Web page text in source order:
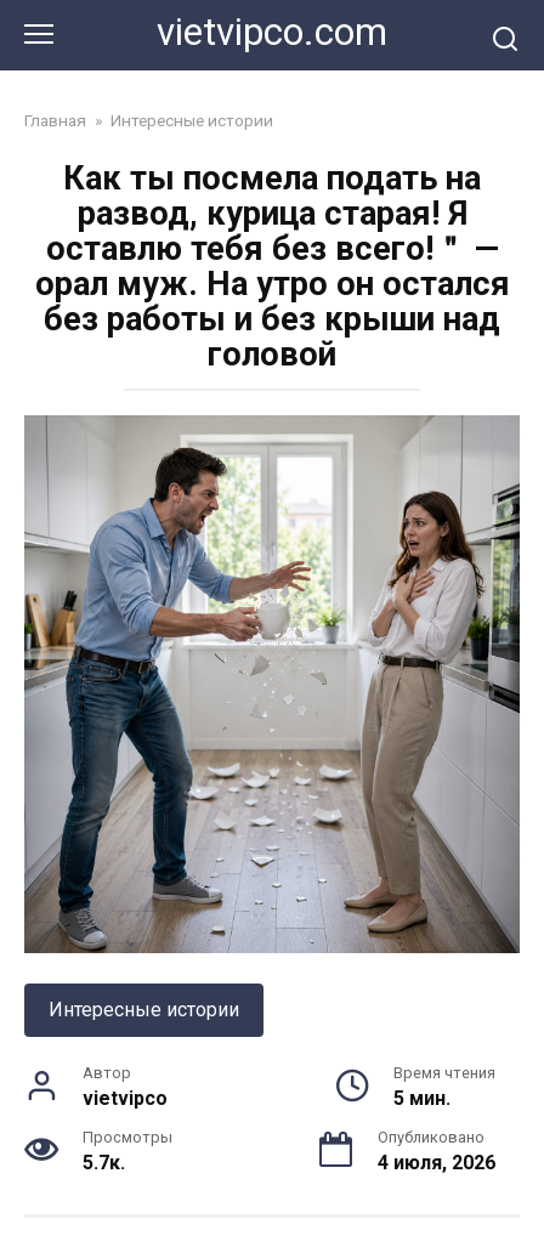
контенту
vietvipco.com
Главная » Интересные истории
Как ты посмела подать на
развод, курица старая! Я
оставлю тебя без всего!＂ —
орал муж. На утро он остался
без работы и без крыши над
головой
Интересные истории
Автор
vietvipco
Время чтения
5 мин.
Просмотры
5.7к.
Опубликовано
4 июля, 2026